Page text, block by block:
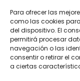
Para ofrecer las
como las cookies
del dispositivo. El
permitirá procesar
navegación o las
consentir o retirar el
a ciertas